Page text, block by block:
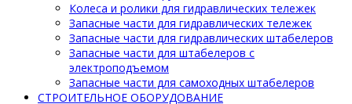
Колеса и ролики для гидравлических тележек
Запасные части для гидравлических тележек
Запасные части для гидравлических штабелеров
Запасные части для штабелеров с
электроподъемом
Запасные части для самоходных штабелеров
СТРОИТЕЛЬНОЕ ОБОРУДОВАНИЕ